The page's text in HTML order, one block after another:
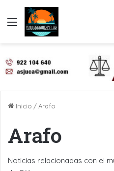
Menú
Inicio /Arafo
Arafo
Noticias relacionadas con el